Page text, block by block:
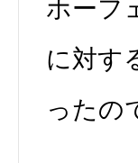
ホーフ
に対す
ったの